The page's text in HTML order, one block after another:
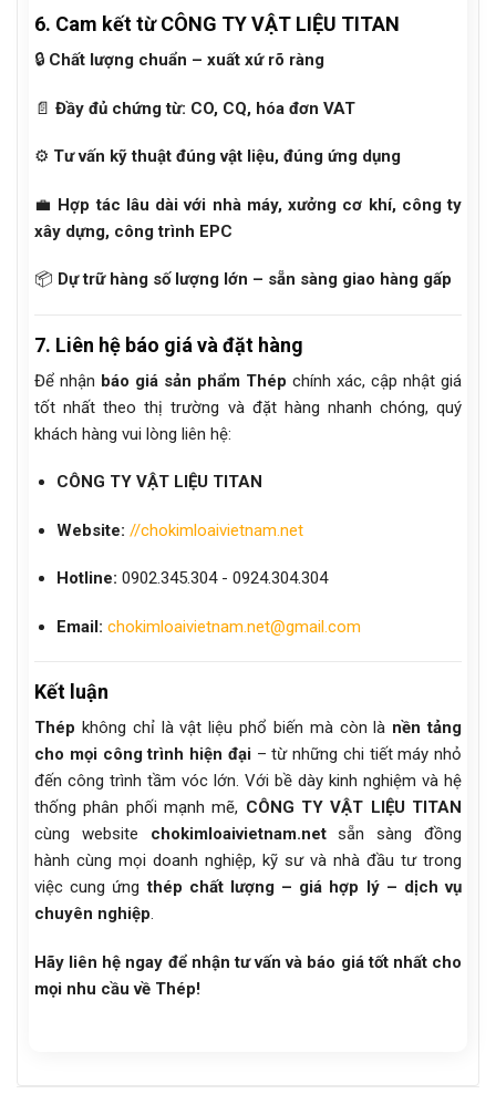
6. Cam kết từ CÔNG TY VẬT LIỆU TITAN
🔒 Chất lượng chuẩn – xuất xứ rõ ràng
📄 Đầy đủ chứng từ: CO, CQ, hóa đơn VAT
⚙️ Tư vấn kỹ thuật đúng vật liệu, đúng ứng dụng
💼 Hợp tác lâu dài với nhà máy, xưởng cơ khí, công ty
xây dựng, công trình EPC
📦 Dự trữ hàng số lượng lớn – sẵn sàng giao hàng gấp
7. Liên hệ báo giá và đặt hàng
Để nhận báo giá sản phẩm Thép chính xác, cập nhật giá
tốt nhất theo thị trường và đặt hàng nhanh chóng, quý
khách hàng vui lòng liên hệ:
CÔNG TY VẬT LIỆU TITAN
Website: //chokimloaivietnam.net
Hotline: 0902.345.304 - 0924.304.304
Email: chokimloaivietnam.net@gmail.com
Kết luận
Thép không chỉ là vật liệu phổ biến mà còn là nền tảng
cho mọi công trình hiện đại– từ những chi tiết máy nhỏ
đến công trình tầm vóc lớn. Với bề dày kinh nghiệm và hệ
thống phân phối mạnh mẽ, CÔNG TY VẬT LIỆU TITAN
cùng website chokimloaivietnam.netsẵn sàng đồng
hành cùng mọi doanh nghiệp, kỹ sư và nhà đầu tư trong
việc cung ứngthép chất lượng – giá hợp lý – dịch vụ
chuyên nghiệp.
Hãy liên hệ ngay để nhận tư vấn và báo giá tốt nhất cho
mọi nhu cầu về Thép!